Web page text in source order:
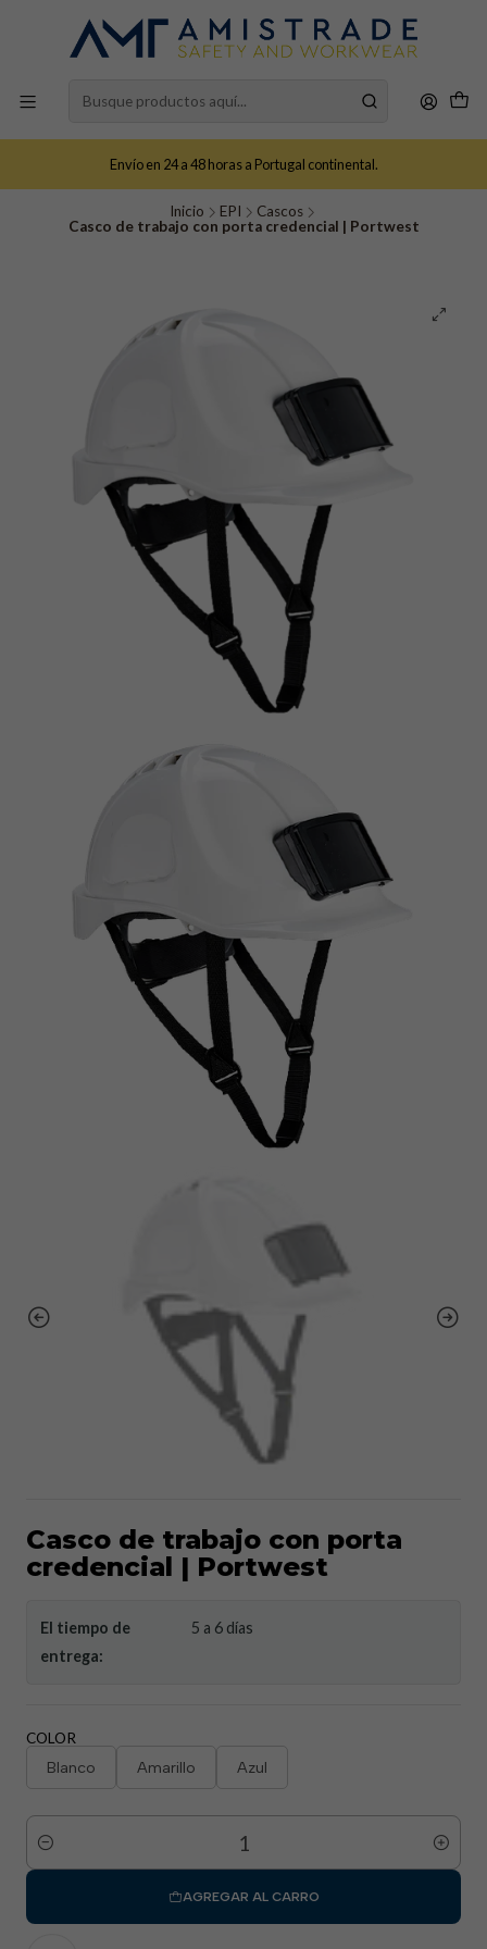
Envío en 24 a 48 horas a Portugal continental.
Inicio EPI
Cascos
Casco de trabajo con porta credencial | Portwest
Casco de trabajo con porta
credencial | Portwest
El tiempo de
entrega:
5 a 6 días
COLOR
Blanco Amarillo Azul
Cantidad
AGREGAR AL CARRO